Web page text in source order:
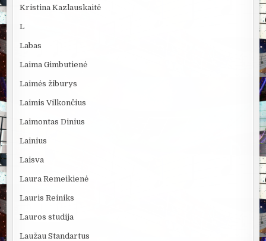
Kristina Kazlauskaitė
L
Labas
Laima Gimbutienė
Laimės žiburys
Laimis Vilkončius
Laimontas Dinius
Lainius
Laisva
Laura Remeikienė
Lauris Reiniks
Lauros studija
Laužau Standartus